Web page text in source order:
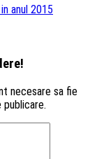
anul 2015
necesare sa fie